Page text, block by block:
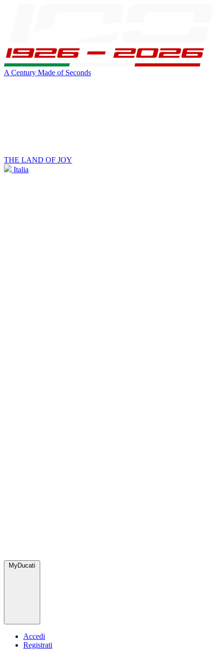
A Century Made of Seconds
THE LAND OF JOY
Italia
MyDucati
Accedi
Registrati